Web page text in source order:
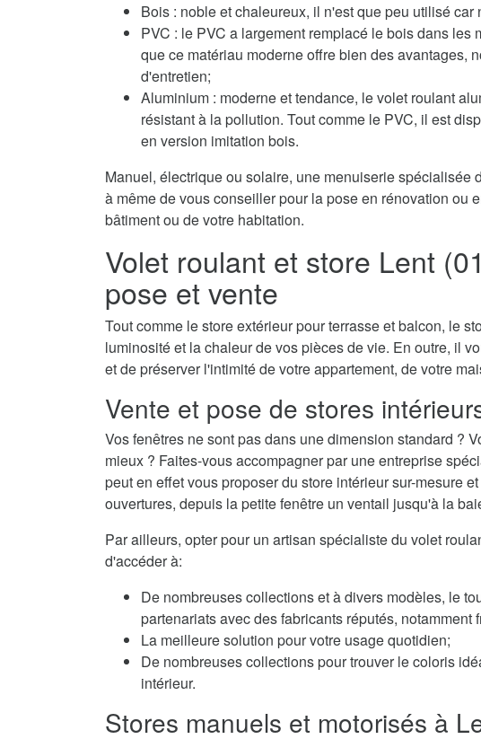
Bois : noble et chaleureux, il n'est que peu utilisé
PVC : le PVC a largement remplacé le bois dans les
que ce matériau moderne offre bien des avantages,
d'entretien;
Aluminium : moderne et tendance, le volet roulant
résistant à la pollution. Tout comme le PVC, il est
en version imitation bois.
Manuel, électrique ou solaire, une menuiserie spécialisée
à même de vous conseiller pour la pose en rénovation ou
bâtiment ou de votre habitation.
Volet roulant et store Lent
pose et vente
Tout comme le store extérieur pour terrasse et balcon, le
luminosité et la chaleur de vos pièces de vie. En outre, il
et de préserver l'intimité de votre appartement, de votre
Vente et pose de stores
Vos fenêtres ne sont pas dans une dimension standard ?
mieux ? Faites-vous accompagner par une entreprise
peut en effet vous proposer du store intérieur sur-mesure
ouvertures, depuis la petite fenêtre un ventail jusqu'à la
Par ailleurs, opter pour un artisan spécialiste du volet
d'accéder à:
De nombreuses collections et à divers modèles, le
partenariats avec des fabricants réputés, notamment
La meilleure solution pour votre usage quotidien;
De nombreuses collections pour trouver le coloris
intérieur.
Stores manuels et motorisés à